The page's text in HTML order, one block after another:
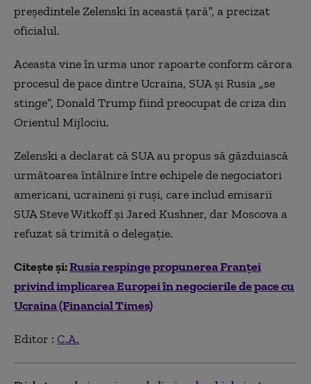
președintele Zelenski în această țară”, a precizat
oficialul.
Aceasta vine în urma unor rapoarte conform cărora
procesul de pace dintre Ucraina, SUA și Rusia „se
stinge”, Donald Trump fiind preocupat de criza din
Orientul Mijlociu.
Zelenski a declarat că SUA au propus să găzduiască
următoarea întâlnire între echipele de negociatori
americani, ucraineni și ruși, care includ emisarii
SUA Steve Witkoff și Jared Kushner, dar Moscova a
refuzat să trimită o delegație.
Citește și:Rusia respinge propunerea Franței
privind implicarea Europei în negocierile de pace cu
Ucraina (Financial Times)
Editor : C.A.